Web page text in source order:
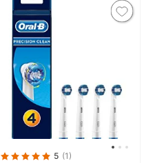
5 (1)